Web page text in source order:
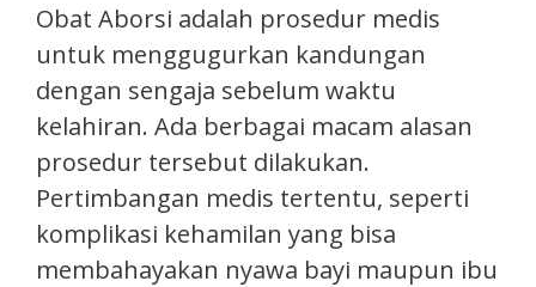
Obat Aborsi adalah prosedur medis
untuk menggugurkan kandungan
dengan sengaja sebelum waktu
kelahiran. Ada berbagai macam alasan
prosedur tersebut dilakukan.
Pertimbangan medis tertentu, seperti
komplikasi kehamilan yang bisa
membahayakan nyawa bayi maupun ibu